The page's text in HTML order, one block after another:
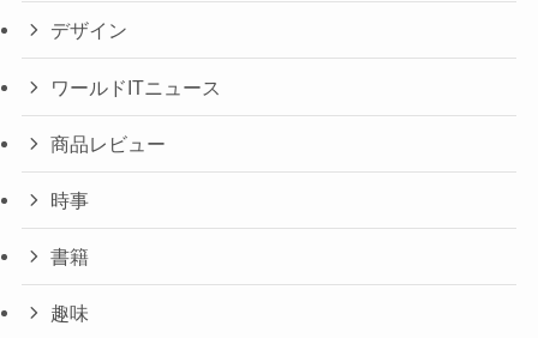
デザイン
ワールドITニュース
商品レビュー
時事
書籍
趣味